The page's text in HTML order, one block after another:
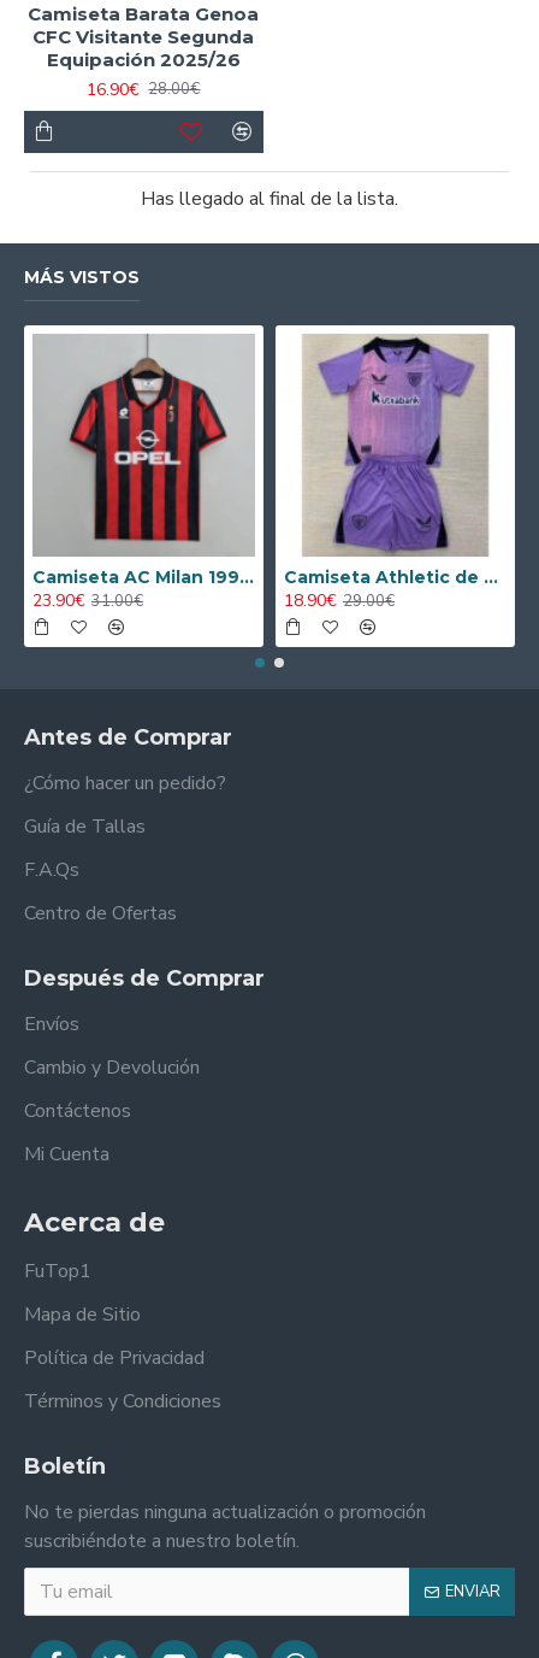
Camiseta Barata Genoa
CFC Visitante Segunda
Equipación 2025/26
16.90€ 28.00€
Has llegado al final de la lista.
MÁS VISTOS
Camiseta AC Milan 1995/1996 Local Retro
23.90€ 31.00€
Camiseta Athletic de Bilbao 2024/2025 Alternativo Niño Kit
18.90€ 29.00€
Antes de Comprar
¿Cómo hacer un pedido?
Guía de Tallas
F.A.Qs
Centro de Ofertas
Después de Comprar
Envíos
Cambio y Devolución
Contáctenos
Mi Cuenta
Acerca de
FuTop1
Mapa de Sitio
Política de Privacidad
Términos y Condiciones
Boletín
No te pierdas ninguna actualización o promoción
suscribiéndote a nuestro boletín.
ENVIAR